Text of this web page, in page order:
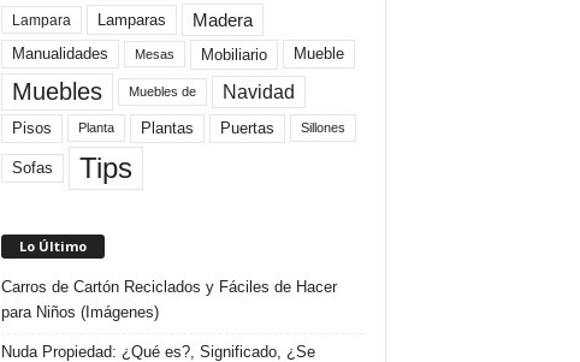
Lampara Lamparas Madera
Manualidades Mesas Mobiliario Mueble
Muebles Muebles de Navidad
Pisos Planta Plantas Puertas Sillones
Sofas Tips
Lo Último
Carros de Cartón Reciclados y Fáciles de Hacer
para Niños (Imágenes)
Nuda Propiedad: ¿Qué es?, Significado, ¿Se